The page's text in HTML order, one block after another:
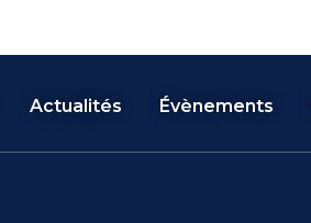
Actualités Évènements